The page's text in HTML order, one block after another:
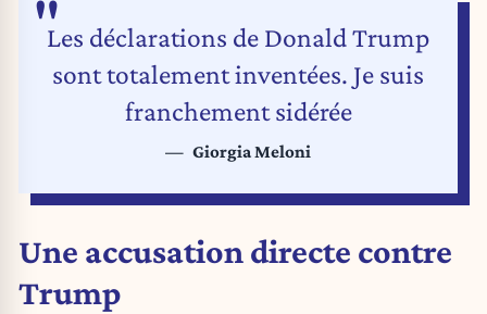
Les déclarations de Donald Trump
sont totalement inventées. Je suis
franchement sidérée
Giorgia Meloni
Une accusation directe contre
Trump